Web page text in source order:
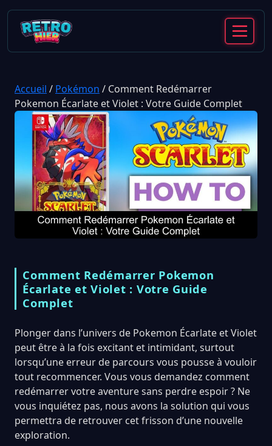
Accueil / Pokémon / Comment Redémarrer
Pokemon Écarlate et Violet : Votre Guide Complet
Comment Redémarrer Pokemon
Écarlate et Violet : Votre Guide
Complet
Plonger dans l’univers de Pokemon Écarlate et Violet
peut être à la fois excitant et intimidant, surtout
lorsqu’une erreur de parcours vous pousse à vouloir
tout recommencer. Vous vous demandez comment
redémarrer votre aventure sans perdre espoir ? Ne
vous inquiétez pas, nous avons la solution qui vous
permettra de retrouver cet frisson d’une nouvelle
exploration.